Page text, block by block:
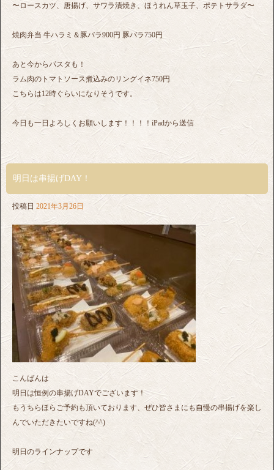
〜ロースカツ、唐揚げ、サワラ漬焼き、ほうれん草玉子、ポテトサラダ〜
焼肉弁当 牛ハラミ＆豚バラ900円 豚バラ750円
あと今からパスタも！
ラム肉のトマトソース煮込みのリングイネ750円
こちらは12時ぐらいになりそうです。
今日も一日よろしくお願いします！！！！iPadから送信
明日は串揚げDAY！
投稿日 2021年3月26日
こんばんは
明日は恒例の串揚げDAYでございます！
もうちらほらご予約も頂いております、ぜひ皆さまにも自慢の串揚げを楽し
んでいただきたいですね(^^)
明日のラインナップです